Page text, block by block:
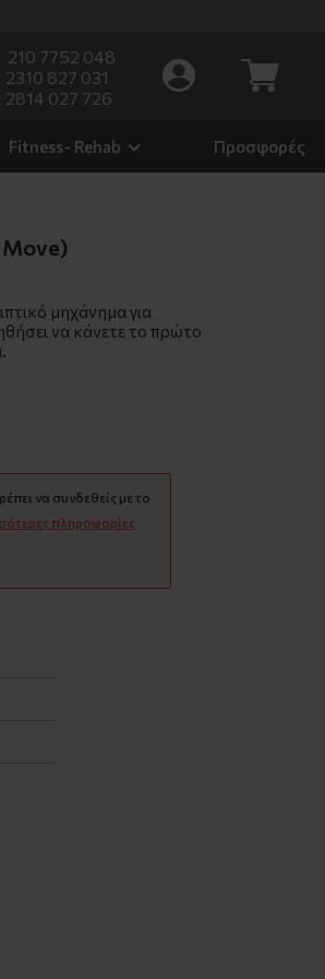
210 7752 048
2310 827 031
2814 027 726
Fitness- Rehab Προσφορές
Move)
μηχάνημα για
να κάνετε το πρώτο
να συνδεθείς με το
πληροφορίες